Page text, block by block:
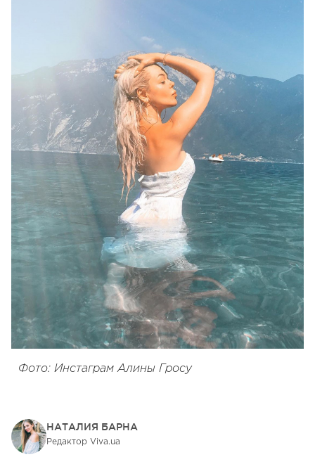
Фото: Инстаграм Алины Гросу
НАТАЛИЯ БАРНА
Редактор Viva.ua